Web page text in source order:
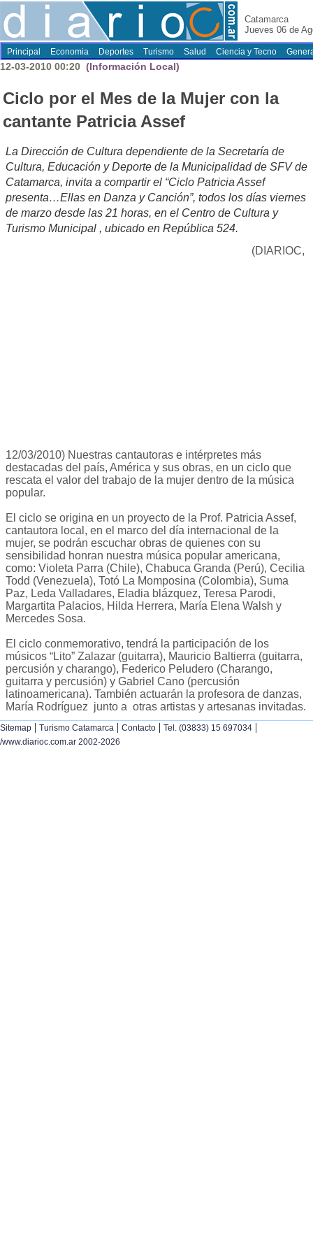
Catamarca
Jueves 06 de
Principal Economia Deportes Turismo Salud Ciencia y Tecno
12-03-2010 00:20 (Información Local)
Ciclo por el Mes de la Mujer con la
cantante Patricia Assef
La Dirección de Cultura dependiente de la Secretaría de
Cultura, Educación y Deporte de la Municipalidad de SFV de
Catamarca, invita a compartir el “Ciclo Patricia Assef
presenta…Ellas en Danza y Canción”, todos los días viernes
de marzo desde las 21 horas, en el Centro de Cultura y
Turismo Municipal , ubicado en República 524.
(DIARIOC,
12/03/2010) Nuestras cantautoras e intérpretes más
destacadas del país, América y sus obras, en un ciclo que
rescata el valor del trabajo de la mujer dentro de la música
popular.
El ciclo se origina en un proyecto de la Prof. Patricia Assef,
cantautora local, en el marco del día internacional de la
mujer, se podrán escuchar obras de quienes con su
sensibilidad honran nuestra música popular americana,
como: Violeta Parra (Chile), Chabuca Granda (Perú), Cecilia
Todd (Venezuela), Totó La Momposina (Colombia), Suma
Paz, Leda Valladares, Eladia blázquez, Teresa Parodi,
Margartita Palacios, Hilda Herrera, María Elena Walsh y
Mercedes Sosa.
El ciclo conmemorativo, tendrá la participación de los
músicos “Lito” Zalazar (guitarra), Mauricio Baltierra (guitarra,
percusión y charango), Federico Peludero (Charango,
guitarra y percusión) y Gabriel Cano (percusión
latinoamericana). También actuarán la profesora de danzas,
María Rodríguez junto a otras artistas y artesanas invitadas.
Sitemap | Turismo Catamarca | Contacto | Tel. (03833) 15 697034 |
/www.diarioc.com.ar 2002-2026